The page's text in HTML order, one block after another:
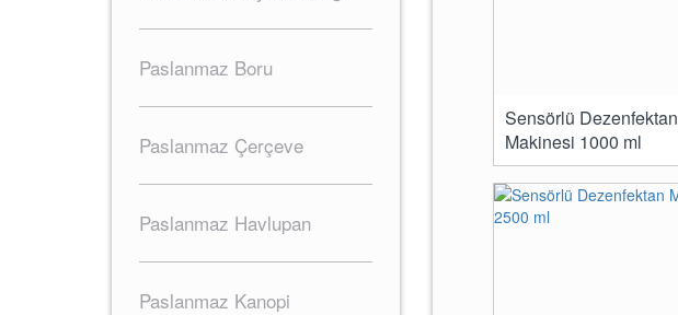
Paslanmaz Boru
Paslanmaz Çerçeve
Paslanmaz Havlupan
Paslanmaz Kanopi
Sensörlü Dezenfektan
Makinesi 1000 ml